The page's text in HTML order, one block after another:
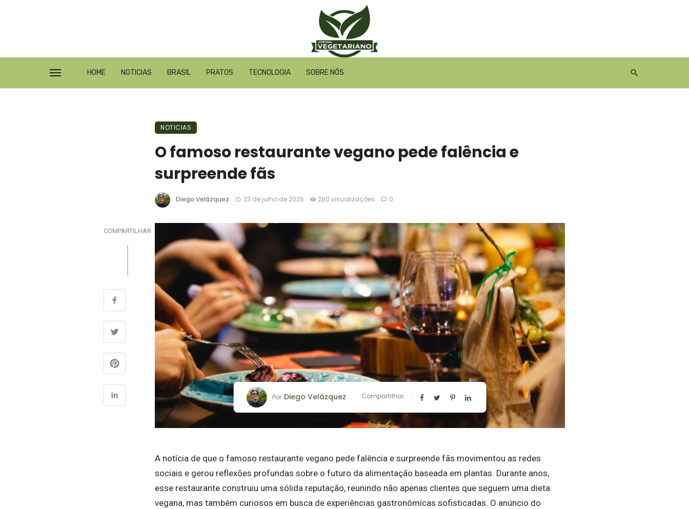
HOME NOTICIAS BRASIL PRATOS TECNOLOGIA SOBRE NÓS
NOTICIAS
O famoso restaurante vegano pede falência e
surpreende fãs
Diego Velázquez 23 de julho de 2025 280 visualizações 0
COMPARTILHAR
Por Diego Velázquez Compartilhar
A notícia de que o famoso restaurante vegano pede falência e surpreende fãs movimentou as redes
sociais e gerou reflexões profundas sobre o futuro da alimentação baseada em plantas. Durante anos,
esse restaurante construiu uma sólida reputação, reunindo não apenas clientes que seguem uma dieta
vegana, mas também curiosos em busca de experiências gastronômicas sofisticadas. O anúncio do